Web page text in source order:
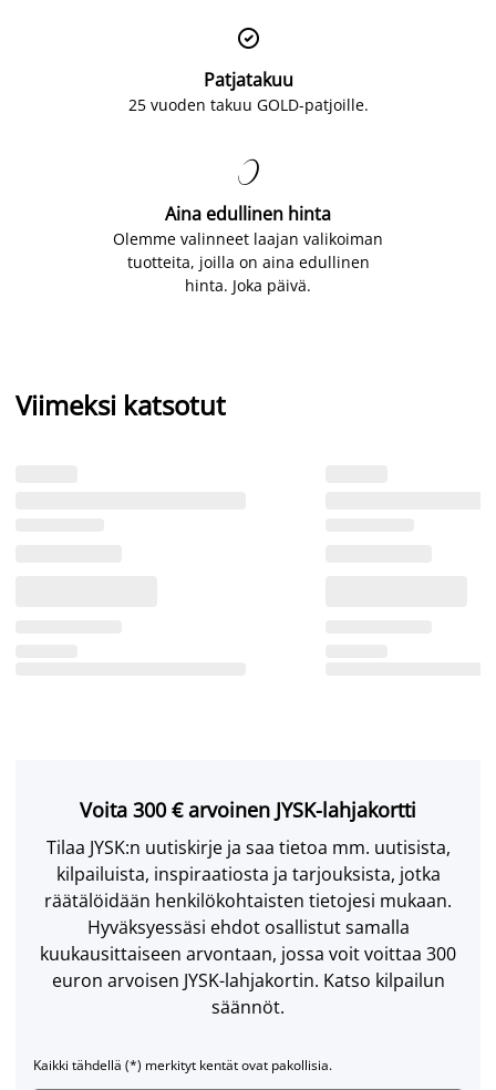

Patjatakuu
25 vuoden takuu GOLD-patjoille.

Aina edullinen hinta
Olemme valinneet laajan valikoiman
tuotteita, joilla on aina edullinen
hinta. Joka päivä.
Viimeksi katsotut
Voita 300 € arvoinen JYSK-lahjakortti
Tilaa JYSK:n uutiskirje ja saa tietoa mm. uutisista,
kilpailuista, inspiraatiosta ja tarjouksista, jotka
räätälöidään henkilökohtaisten tietojesi mukaan.
Hyväksyessäsi ehdot osallistut samalla
kuukausittaiseen arvontaan, jossa voit voittaa 300
euron arvoisen JYSK-lahjakortin. Katso kilpailun
säännöt.
Kaikki tähdellä (*) merkityt kentät ovat pakollisia.